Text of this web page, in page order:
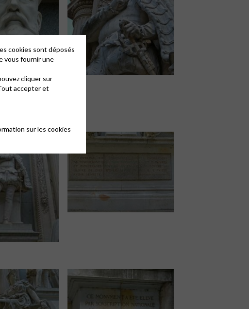
cookies sont déposés
vous fournir une
cliquer sur
accepter et
sur les cookies